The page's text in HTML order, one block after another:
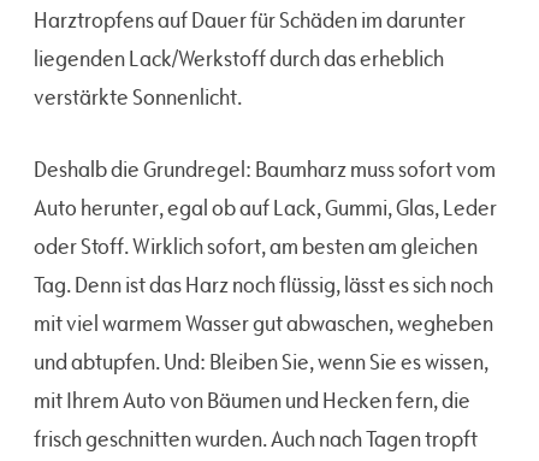
Harztropfens auf Dauer für Schäden im darunter
liegenden Lack/Werkstoff durch das erheblich
verstärkte Sonnenlicht.
Deshalb die Grundregel: Baumharz muss sofort vom
Auto herunter, egal ob auf Lack, Gummi, Glas, Leder
oder Stoff. Wirklich sofort, am besten am gleichen
Tag. Denn ist das Harz noch flüssig, lässt es sich noch
mit viel warmem Wasser gut abwaschen, wegheben
und abtupfen. Und: Bleiben Sie, wenn Sie es wissen,
mit Ihrem Auto von Bäumen und Hecken fern, die
frisch geschnitten wurden. Auch nach Tagen tropft